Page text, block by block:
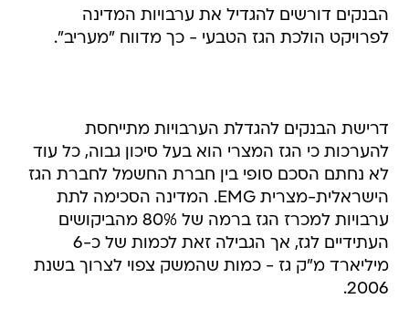
הבנקים דורשים להגדיל את ערבויות המדינה
לפרויקט הולכת הגז הטבעי - כך מדווח "מעריב".
דרישת הבנקים להגדלת הערבויות מתייחסת
להערכות כי הגז המצרי הוא בעל סיכון גבוה, כל עוד
לא נחתם הסכם סופי בין חברת החשמל לחברת הגז
הישראלית-מצרית EMG. המדינה הסכימה לתת
ערבויות למכרז הגז ברמה של 80% מהביקושים
העתידיים לגז, אך הגבילה זאת לכמות של כ-6
מיליארד מ"ק גז - כמות שהמשק צפוי לצרוך בשנת
2006.